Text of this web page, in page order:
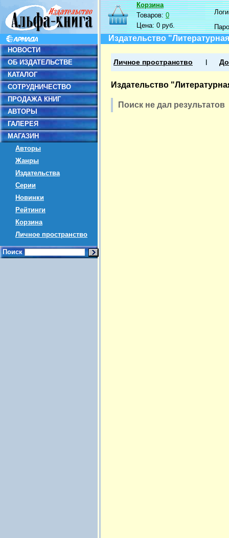
НОВОСТИ
ОБ ИЗДАТЕЛЬСТВЕ
КАТАЛОГ
СОТРУДНИЧЕСТВО
ПРОДАЖА КНИГ
АВТОРЫ
ГАЛЕРЕЯ
МАГАЗИН
Авторы
Жанры
Издательства
Серии
Новинки
Рейтинги
Корзина
Личное пространство
Поиск
Корзина
Товаров:0
Цена:0 руб.
Издательство
Личное пространство
Издательство
Поиск не дал результатов